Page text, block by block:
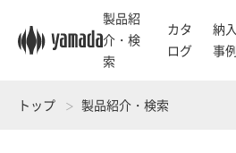
製品紹
介・検
索
カタ
ログ
納入
事例
トップ 製品紹介・検索